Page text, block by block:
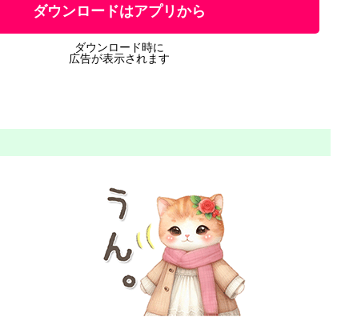
ダウンロードはアプリから
ダウンロード時に
広告が表示されます